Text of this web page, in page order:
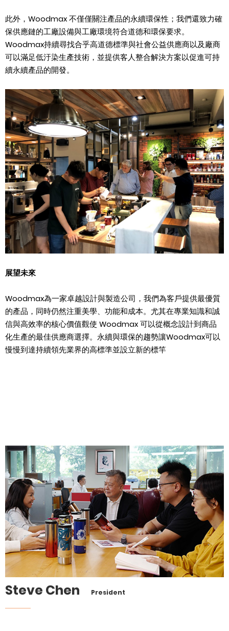
此外， Woodmax 不僅僅關注產品的永續環保性；我們還致力確
保供應鏈的工廠設備與工廠環境符合道德和環保要求。
Woodmax持續尋找合乎高道德標準與社會公益供應商以及廠商
可以滿足低汙染生產技術，並提供客人整合解決方案以促進可持
續永續產品的開發。
展望未來
Woodmax為一家卓越設計與製造公司，我們為客戶提供最優質
的產品，同時仍然注重美學、功能和成本。尤其在專業知識和誠
信與高效率的核心價值觀使 Woodmax 可以從概念設計到商品
化生產的最佳供應商選擇。永續與環保的趨勢讓Woodmax可以
慢慢到達持續領先業界的高標準並設立新的標竿
Steve Chen President